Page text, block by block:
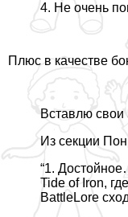
4. Не очень
Плюс в качестве
Вставлю свои
Из секции
“1.
Tide of Iron,
BattleLore